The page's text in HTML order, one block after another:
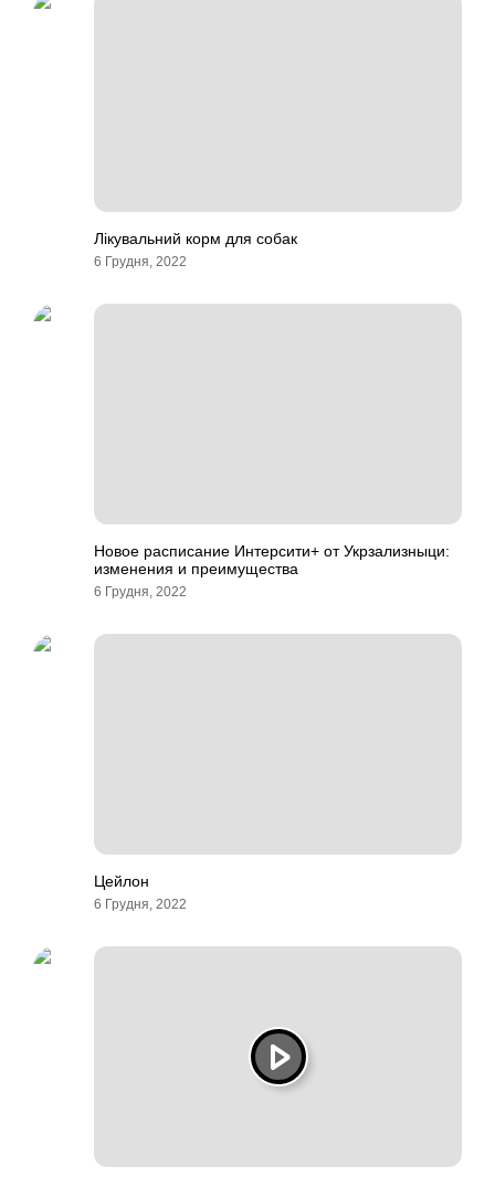
Лікувальний корм для собак
6 Грудня, 2022
Новое расписание Интерсити+ от Укрзализныци:
изменения и преимущества
6 Грудня, 2022
Цейлон
6 Грудня, 2022